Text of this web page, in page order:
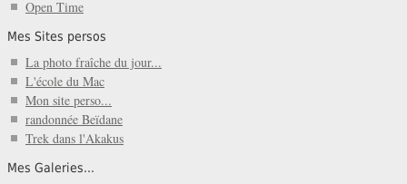
Open Time
Mes Sites persos
La photo fraîche du jour...
L'école du Mac
Mon site perso...
randonnée Beïdane
Trek dans l'Akakus
Mes Galeries...